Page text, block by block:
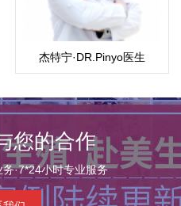
杰特宁·DR.Pinyo医生
您的合作
·7*24小时专业服务